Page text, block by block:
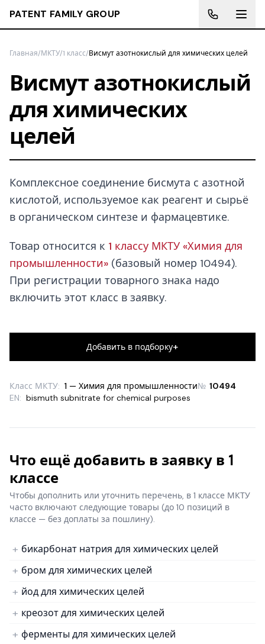
PATENT FAMILY GROUP
Главная/МКТУ/1 класс/Висмут азотнокислый для химических целей
Висмут азотнокислый
для химических
целей
Комплексное соединение бисмута с азотной
кислотой, используемое как реагент и сырьё
в органическом синтезе и фармацевтике.
Товар относится к 1 классу МКТУ «Химия для
промышленности» (базовый номер 10494).
При регистрации товарного знака надо
включить этот класс в заявку.
Добавить в подборку+
Класс МКТУ: 1 — Химия для промышленности№ 10494
EN: bismuth subnitrate for chemical purposes
Что ещё добавить в заявку в 1
классе
Чтобы дополнить или уточнить перечень, в 1 классе МКТУ
часто включают следующие товары (до 10 позиций в
классе — без доплаты за пошлину).
бикарбонат натрия для химических целей
бром для химических целей
йод для химических целей
креозот для химических целей
ферменты для химических целей